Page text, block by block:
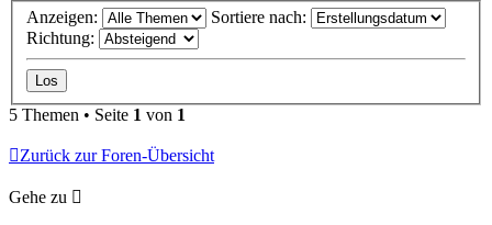
Anzeigen:
Sortiere nach:
Richtung:
5 Themen • Seite 1 von 1
Zurück zur Foren-Übersicht
Gehe zu